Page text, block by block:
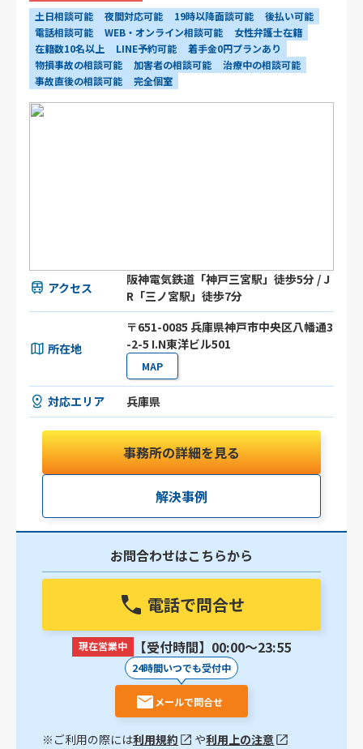
土日相談可能 夜間対応可能 19時以降面談可能
後払い可能
電話相談可能
WEB・オンライン相談可能
女性弁護士在籍
在籍数10名以上
LINE予約可能
着手金0円プランあり
物損事故の相談可能
加害者の相談可能
治療中の相談可能
事故直後の相談可能
完全個室
アクセス
阪神電気鉄道「神戸三宮駅」徒歩5分 / J
R「三ノ宮駅」徒歩7分
所在地
〒651-0085 兵庫県神戸市中央区八幡通3
-2-5 I.N東洋ビル501
MAP
対応エリア 兵庫県
事務所の詳細を見る
解決事例
お問合わせはこちらから
電話で問合せ
現在営業中 【受付時間】00:00〜23:55
24時間いつでも受付中
メールで問合せ
※ご利用の際には利用規約 や利用上の注意